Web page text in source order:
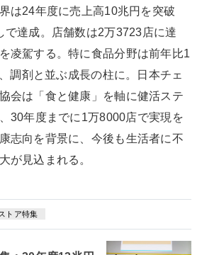
は24年度に売上高10兆円を突破
で達成。店舗数は2万3723店に達
凌駕する。特に食品分野は前年比1
調剤と並ぶ成長の柱に。日本チェ
会は「食と健康」を軸に健活ステ
30年度までに1万8000店で実現を
志向を背景に、今後も生活者に不
が見込まれる。
トア特集